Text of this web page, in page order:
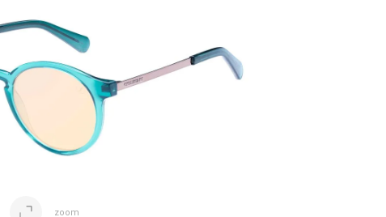
zoom